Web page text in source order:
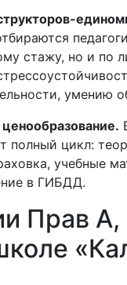
стажу, но и по
умению
полный цикл:
учебные
в ГИБДД.
Прав A,